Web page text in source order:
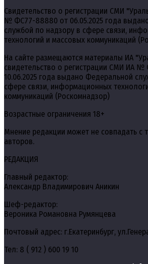
Свидетельство о регистрации СМИ
№ ФС77-88880 от 06.05.2025 года
службой по надзору в сфере связи,
технологий и массовых коммуникаций
На сайте размещаются материалы ИА
свидетельство о регистрации СМИ ИА №
10.06.2025 года выдано Федеральной
сфере связи, информационных
коммуникаций (Роскомнадзор)
Возрастные ограничения 18+
Мнение редакции может не совпадать с
авторов.
РЕДАКЦИЯ
Главный редактор:
Александр Владимирович Аникин
Шеф-редактор:
Вероника Романовна Румянцева
Почтовый адрес: г.Екатеринбург,
Тел: 8 ( 912 ) 600 19 10